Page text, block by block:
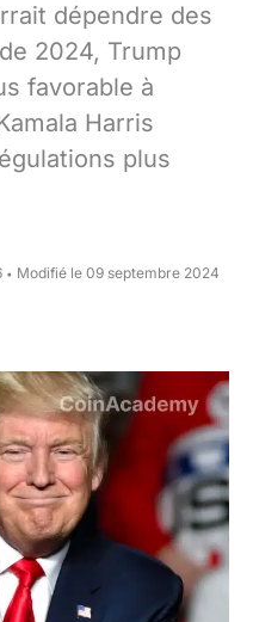
dépendre des
2024, Trump
favorable à
Harris
plus
• Modifié le 09 septembre 2024